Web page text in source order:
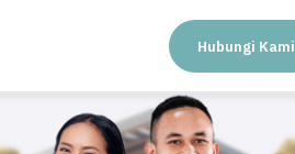
Hubungi Kami